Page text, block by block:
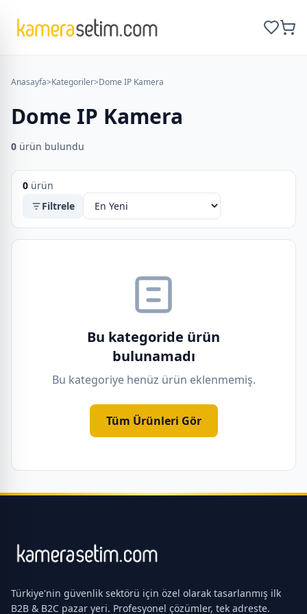
Anasayfa>Kategoriler>Dome IP Kamera
Dome IP Kamera
0 ürün bulundu
0 ürün
Filtrele
Bu kategoride ürün
bulunamadı
Bu kategoriye henüz ürün eklenmemiş.
Tüm Ürünleri Gör
Türkiye'nin güvenlik sektörü için özel olarak tasarlanmış ilk
B2B & B2C pazar yeri. Profesyonel çözümler, tek adreste.